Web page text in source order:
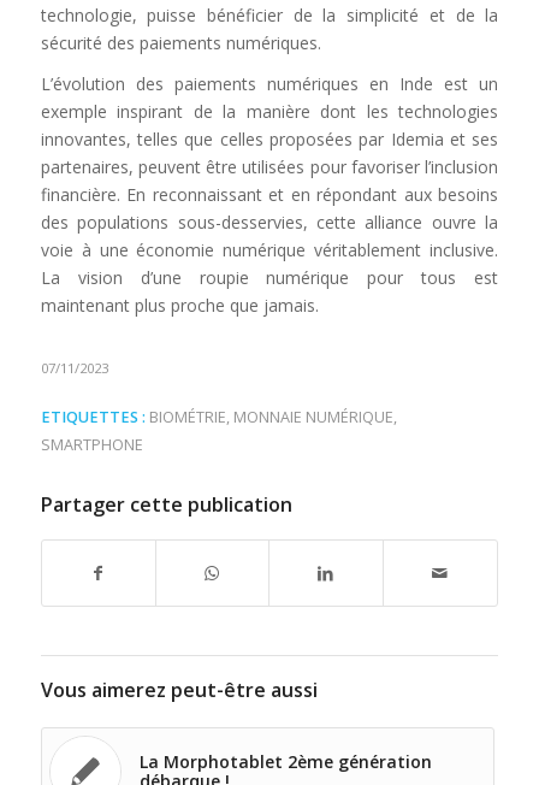
technologie, puisse bénéficier de la simplicité et de la
sécurité des paiements numériques.
L’évolution des paiements numériques en Inde est un
exemple inspirant de la manière dont les technologies
innovantes, telles que celles proposées par Idemia et ses
partenaires, peuvent être utilisées pour favoriser l’inclusion
financière. En reconnaissant et en répondant aux besoins
des populations sous-desservies, cette alliance ouvre la
voie à une économie numérique véritablement inclusive.
La vision d’une roupie numérique pour tous est
maintenant plus proche que jamais.
07/11/2023
ETIQUETTES : BIOMÉTRIE, MONNAIE NUMÉRIQUE,
SMARTPHONE
Partager cette publication
Vous aimerez peut-être aussi
La Morphotablet 2ème génération